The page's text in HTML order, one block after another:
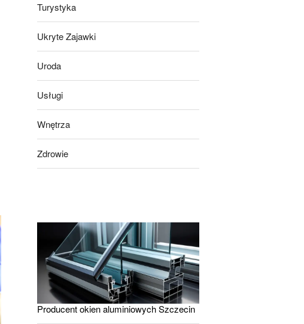
Turystyka
Ukryte Zajawki
Uroda
Usługi
Wnętrza
Zdrowie
Producent okien aluminiowych Szczecin